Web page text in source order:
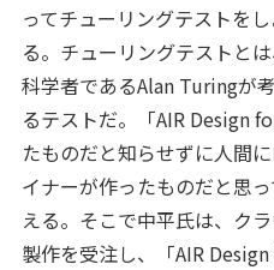
ってチューリングテストを
る。チューリングテストと
科学者であるAlan Turingが
るテストだ。「AIR Design
たものだと知らせずに人間
イナーが作ったものだと思
える。そこで中平氏は、ク
製作を受注し、「AIR